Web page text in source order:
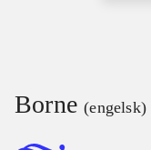
Borne (engelsk)